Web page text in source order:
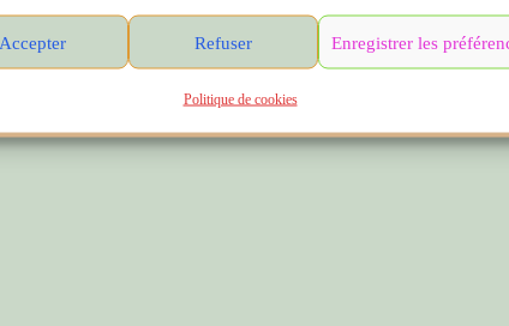
Accepter Refuser Enregistrer les
Politique de cookies